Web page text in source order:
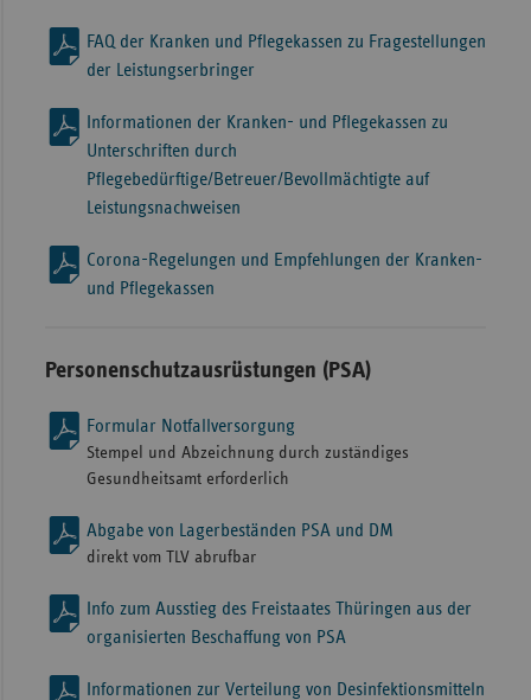
FAQ der Kranken und Pflegekassen zu Fragestellungen
der Leistungserbringer
Informationen der Kranken- und Pflegekassen zu
Unterschriften durch
Pflegebedürftige/Betreuer/Bevollmächtigte auf
Leistungsnachweisen
Corona-Regelungen und Empfehlungen der Kranken-
und Pflegekassen
Personenschutzausrüstungen (PSA)
Formular Notfallversorgung
Stempel und Abzeichnung durch zuständiges
Gesundheitsamt erforderlich
Abgabe von Lagerbeständen PSA und DM
direkt vom TLV abrufbar
Info zum Ausstieg des Freistaates Thüringen aus der
organisierten Beschaffung von PSA
Informationen zur Verteilung von Desinfektionsmitteln